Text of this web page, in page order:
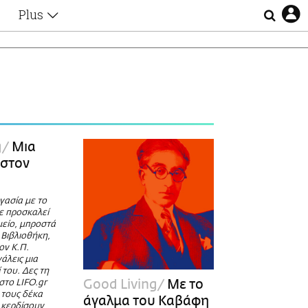
Plus
Οι Αθηναίοι
Απώλειες
Επιλογές
Μια
με το
προσκαλεί
μπροστά
Κ.Π.
μια
Δες τη
LIFO.gr
τους δέκα
Good Living Με το
άγαλμα του Καβάφη